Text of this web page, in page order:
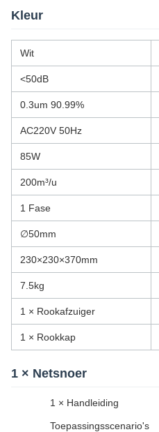
Kleur
Wit
<50dB
0.3um 90.99%
AC220V 50Hz
85W
200m³/u
1 Fase
∅50mm
230×230×370mm
7.5kg
1 × Rookafzuiger
1 × Rookkap
1 × Netsnoer
1 × Handleiding
Toepassingsscenario's